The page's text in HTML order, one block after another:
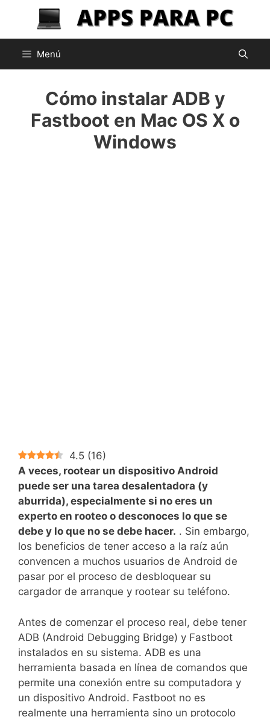
contenido
Menú
Cómo instalar ADB y
Fastboot en Mac OS X o
Windows
4.5 (16)
A veces, rootear un dispositivo Android
puede ser una tarea desalentadora (y
aburrida), especialmente si no eres un
experto en rooteo o desconoces lo que se
debe y lo que no se debe hacer. . Sin embargo,
los beneficios de tener acceso a la raíz aún
convencen a muchos usuarios de Android de
pasar por el proceso de desbloquear su
cargador de arranque y rootear su teléfono.
Antes de comenzar el proceso real, debe tener
ADB (Android Debugging Bridge) y Fastboot
instalados en su sistema. ADB es una
herramienta basada en línea de comandos que
permite una conexión entre su computadora y
un dispositivo Android. Fastboot no es
realmente una herramienta sino un protocolo